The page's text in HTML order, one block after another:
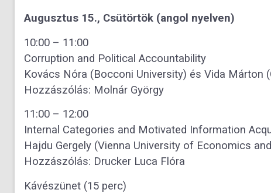
Augusztus 15., Csütörtök (angol nyelven)
10:00 – 11:00
Corruption and Political Accountability
Kovács Nóra (Bocconi University) és Vida Márton
Hozzászólás: Molnár György
11:00 – 12:00
Internal Categories and Motivated Information
Hajdu Gergely (Vienna University of Economics
Hozzászólás: Drucker Luca Flóra
Kávészünet (15 perc)